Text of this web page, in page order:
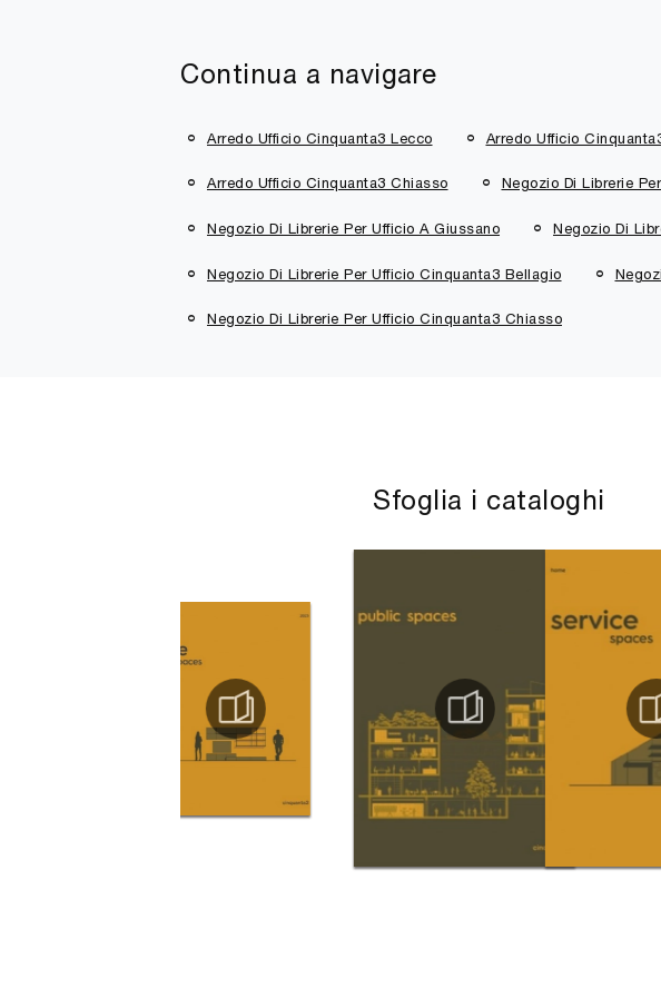
Continua a navigare
Arredo Ufficio Cinquanta3 Lecco Arredo Ufficio
Arredo Ufficio Cinquanta3 Chiasso Negozio Di Librerie
Negozio Di Librerie Per Ufficio A Giussano Negozio Di
Negozio Di Librerie Per Ufficio Cinquanta3 Bellagio
Negozio Di Librerie Per Ufficio Cinquanta3 Chiasso
Sfoglia i cataloghi